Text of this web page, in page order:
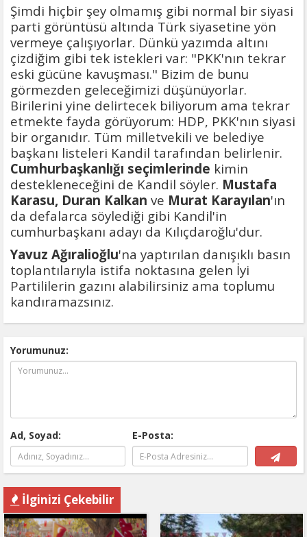
Şimdi hiçbir şey olmamış gibi normal bir siyasi
parti görüntüsü altında Türk siyasetine yön
vermeye çalışıyorlar. Dünkü yazımda altını
çizdiğim gibi tek istekleri var: "PKK'nın tekrar
eski gücüne kavuşması." Bizim de bunu
görmezden geleceğimizi düşünüyorlar.
Birilerini yine delirtecek biliyorum ama tekrar
etmekte fayda görüyorum: HDP, PKK'nın siyasi
bir organıdır. Tüm milletvekili ve belediye
başkanı listeleri Kandil tarafından belirlenir.
Cumhurbaşkanlığı seçimlerinde kimin
destekleneceğini de Kandil söyler. Mustafa
Karasu, Duran Kalkan ve Murat Karayılan'ın
da defalarca söylediği gibi Kandil'in
cumhurbaşkanı adayı da Kılıçdaroğlu'dur.
Yavuz Ağıralioğlu'na yaptırılan danışıklı basın
toplantılarıyla istifa noktasına gelen İyi
Partililerin gazını alabilirsiniz ama toplumu
kandıramazsınız.
Yorumunuz:
Ad, Soyad: E-Posta:
İlginizi Çekebilir